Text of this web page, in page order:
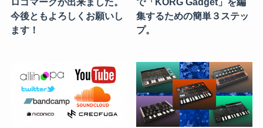
今後ともよろしくお願いし
ます！
集するための簡単３ステッ
プ。